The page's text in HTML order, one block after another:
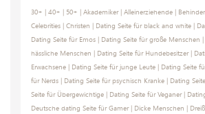
30+ | 40+ | 50+ | Akademiker| Alleinerziehende |
Celebrities | Christen | Dating Seite für black and white |
Dating Seite für Emos | Dating Seite für große Menschen |
hässliche Menschen | Dating Seite für Hundebesitzer|
Erwachsene | Dating Seite für junge Leute | Dating Seite
für Nerds | Dating Seite für psychisch Kranke | Dating
Seite für Übergewichtige | Dating Seite für Veganer|
Deutsche dating Seite für Gamer| Dicke Menschen |